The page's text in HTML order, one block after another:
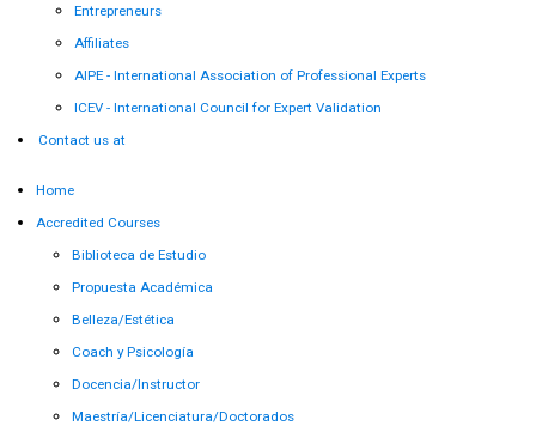
Entrepreneurs
Affiliates
AIPE - International Association of Professional Experts
ICEV - International Council for Expert Validation
Contact us at
Home
Accredited Courses
Biblioteca de Estudio
Propuesta Académica
Belleza/Estética
Coach y Psicología
Docencia/Instructor
Maestría/Licenciatura/Doctorados